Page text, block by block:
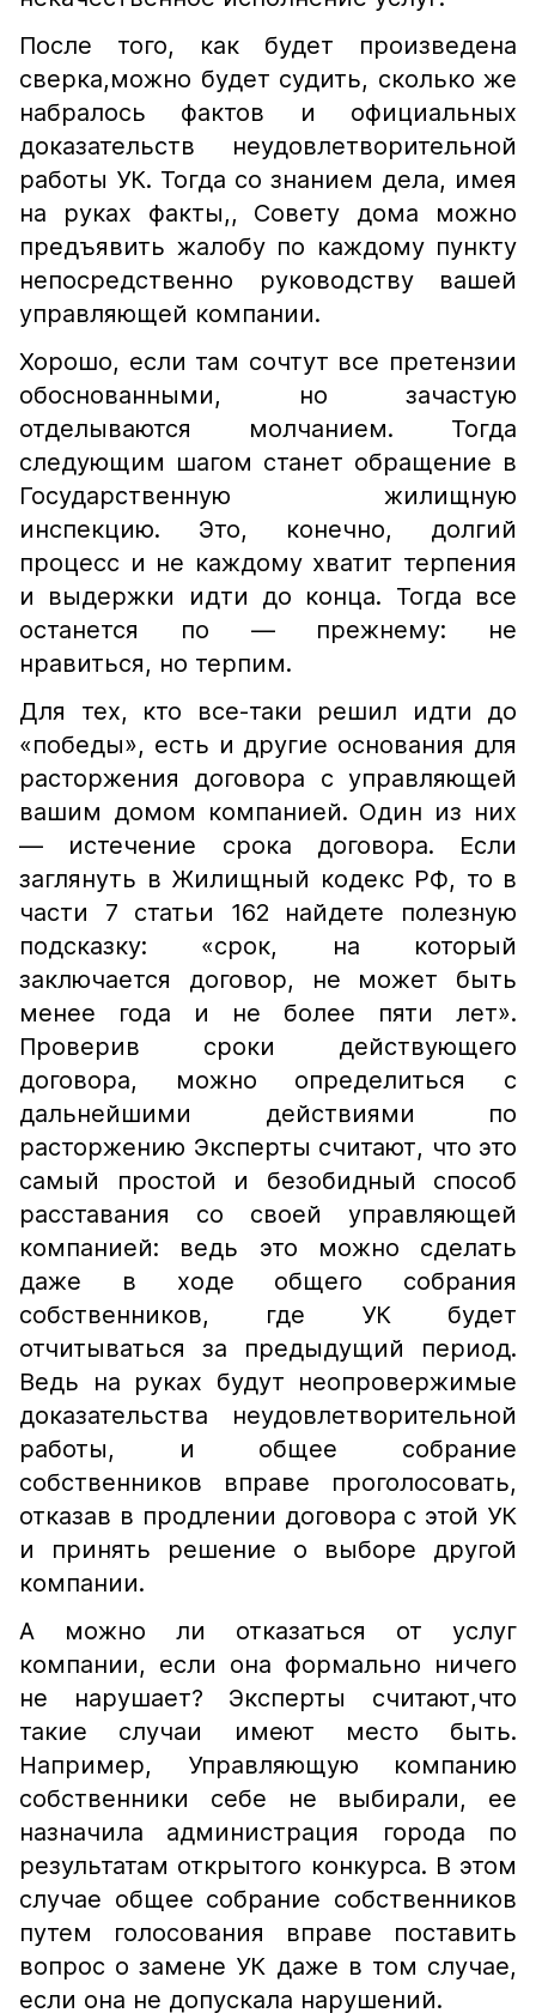
После того, как будет произведена
сверка,можно будет судить, сколько же
набралось фактов и официальных
доказательств неудовлетворительной
работы УК. Тогда со знанием дела, имея
на руках факты,, Совету дома можно
предъявить жалобу по каждому пункту
непосредственно руководству вашей
управляющей компании.
Хорошо, если там сочтут все претензии
обоснованными, но зачастую
отделываются молчанием. Тогда
следующим шагом станет обращение в
Государственную жилищную
инспекцию. Это, конечно, долгий
процесс и не каждому хватит терпения
и выдержки идти до конца. Тогда все
останется по — прежнему: не
нравиться, но терпим.
Для тех, кто все-таки решил идти до
«победы», есть и другие основания для
расторжения договора с управляющей
вашим домом компанией. Один из них
— истечение срока договора. Если
заглянуть в Жилищный кодекс РФ, то в
части 7 статьи 162 найдете полезную
подсказку: «срок, на который
заключается договор, не может быть
менее года и не более пяти лет».
Проверив сроки действующего
договора, можно определиться с
дальнейшими действиями по
расторжению Эксперты считают, что это
самый простой и безобидный способ
расставания со своей управляющей
компанией: ведь это можно сделать
даже в ходе общего собрания
собственников, где УК будет
отчитываться за предыдущий период.
Ведь на руках будут неопровержимые
доказательства неудовлетворительной
работы, и общее собрание
собственников вправе проголосовать,
отказав в продлении договора с этой УК
и принять решение о выборе другой
компании.
А можно ли отказаться от услуг
компании, если она формально ничего
не нарушает? Эксперты считают,что
такие случаи имеют место быть.
Например, Управляющую компанию
собственники себе не выбирали, ее
назначила администрация города по
результатам открытого конкурса. В этом
случае общее собрание собственников
путем голосования вправе поставить
вопрос о замене УК даже в том случае,
если она не допускала нарушений.